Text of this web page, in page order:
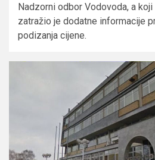
Nadzorni odbor Vodovoda, a
zatražio je dodatne informacije
podizanja cijene.